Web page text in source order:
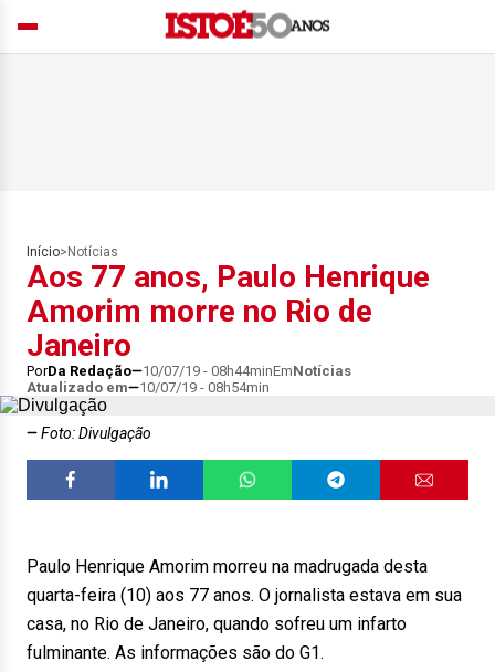
Início> Notícias
Aos 77 anos, Paulo Henrique
Amorim morre no Rio de
Janeiro
PorDa Redação 10/07/19 - 08h44minEmNotícias
Atualizado em
10/07/19 - 08h54min
Foto: Divulgação
Paulo Henrique Amorim morreu na madrugada desta
quarta-feira (10) aos 77 anos. O jornalista estava em sua
casa, no Rio de Janeiro, quando sofreu um infarto
fulminante. As informações são do G1.